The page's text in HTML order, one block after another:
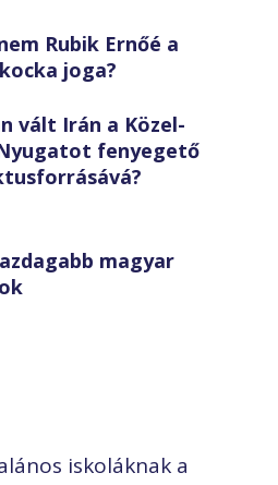
Rubik Ernőé a
joga?
vált Irán a Közel-
fenyegető
magyar
iskoláknak a